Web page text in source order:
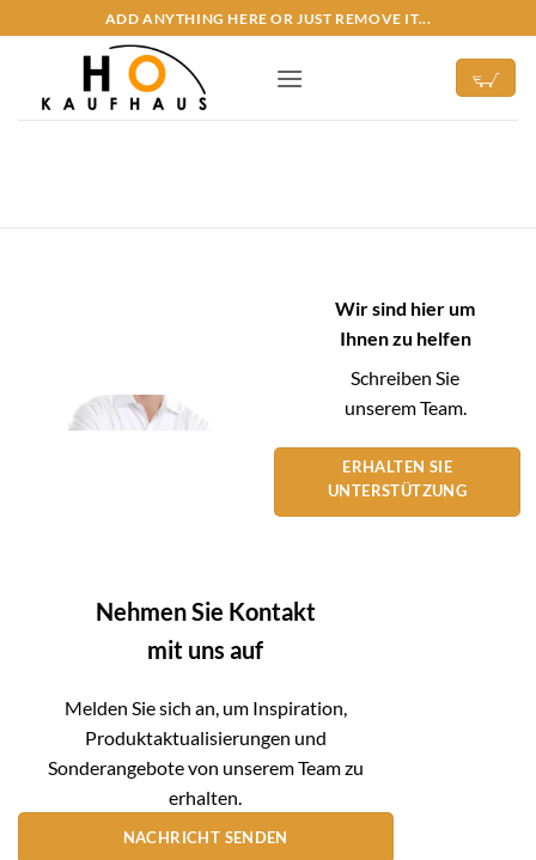
Inhalt
ADD ANYTHING HERE OR JUST REMOVE IT...
Wir sind hier um
Ihnen zu helfen
Schreiben Sie
unserem Team.
ERHALTEN SIE
UNTERSTÜTZUNG
Nehmen Sie Kontakt
mit uns auf
Melden Sie sich an, um Inspiration,
Produktaktualisierungen und
Sonderangebote von unserem Team zu
erhalten.
NACHRICHT SENDEN